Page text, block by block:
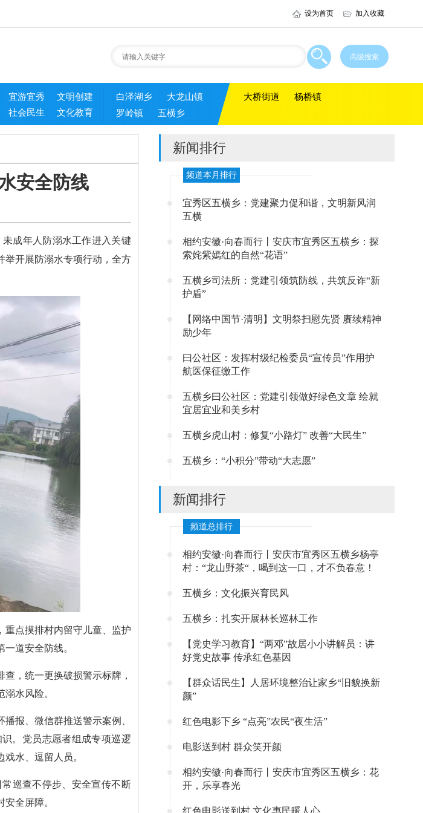
设为首页 加入收藏
宜游宜秀
文明创建
社会民生 文化教育
白泽湖乡
大龙山镇
罗岭镇
五横乡
大桥街道 杨桥镇
安全防线
成年人防溺水工作进入关键
举开展防溺水专项行动，全方
重点摸排村内留守儿童、监护
道安全防线。
，统一更换破损警示标牌，
水风险。
报、微信群推送警示案例、
。党员志愿者组成专项巡逻
水、逗留人员。
巡查不停步、安全宣传不断
全屏障。
新闻排行
频道本月排行
宜秀区五横乡：党建聚力促和谐，文明新风润
五横
相约安徽·向春而行丨安庆市宜秀区五横乡：探
索姹紫嫣红的自然“花语”
五横乡司法所：党建引领筑防线，共筑反诈“新
护盾”
【网络中国节·清明】文明祭扫慰先贤 赓续精神
励少年
曰公社区：发挥村级纪检委员“宣传员”作用护
航医保征缴工作
五横乡曰公社区：党建引领做好绿色文章 绘就
宜居宜业和美乡村
五横乡虎山村：修复“小路灯” 改善“大民生”
五横乡：“小积分”带动“大志愿”
新闻排行
频道总排行
相约安徽·向春而行丨安庆市宜秀区五横乡杨亭
村：“龙山野茶“，喝到这一口，才不负春意！
五横乡：文化振兴育民风
五横乡：扎实开展林长巡林工作
【党史学习教育】“两邓”故居小小讲解员：讲
好党史故事 传承红色基因
【群众话民生】人居环境整治让家乡“旧貌换新
颜”
红色电影下乡 “点亮”农民“夜生活”
电影送到村 群众笑开颜
相约安徽·向春而行丨安庆市宜秀区五横乡：花
开，乐享春光
红色电影送到村 文化惠民暖人心